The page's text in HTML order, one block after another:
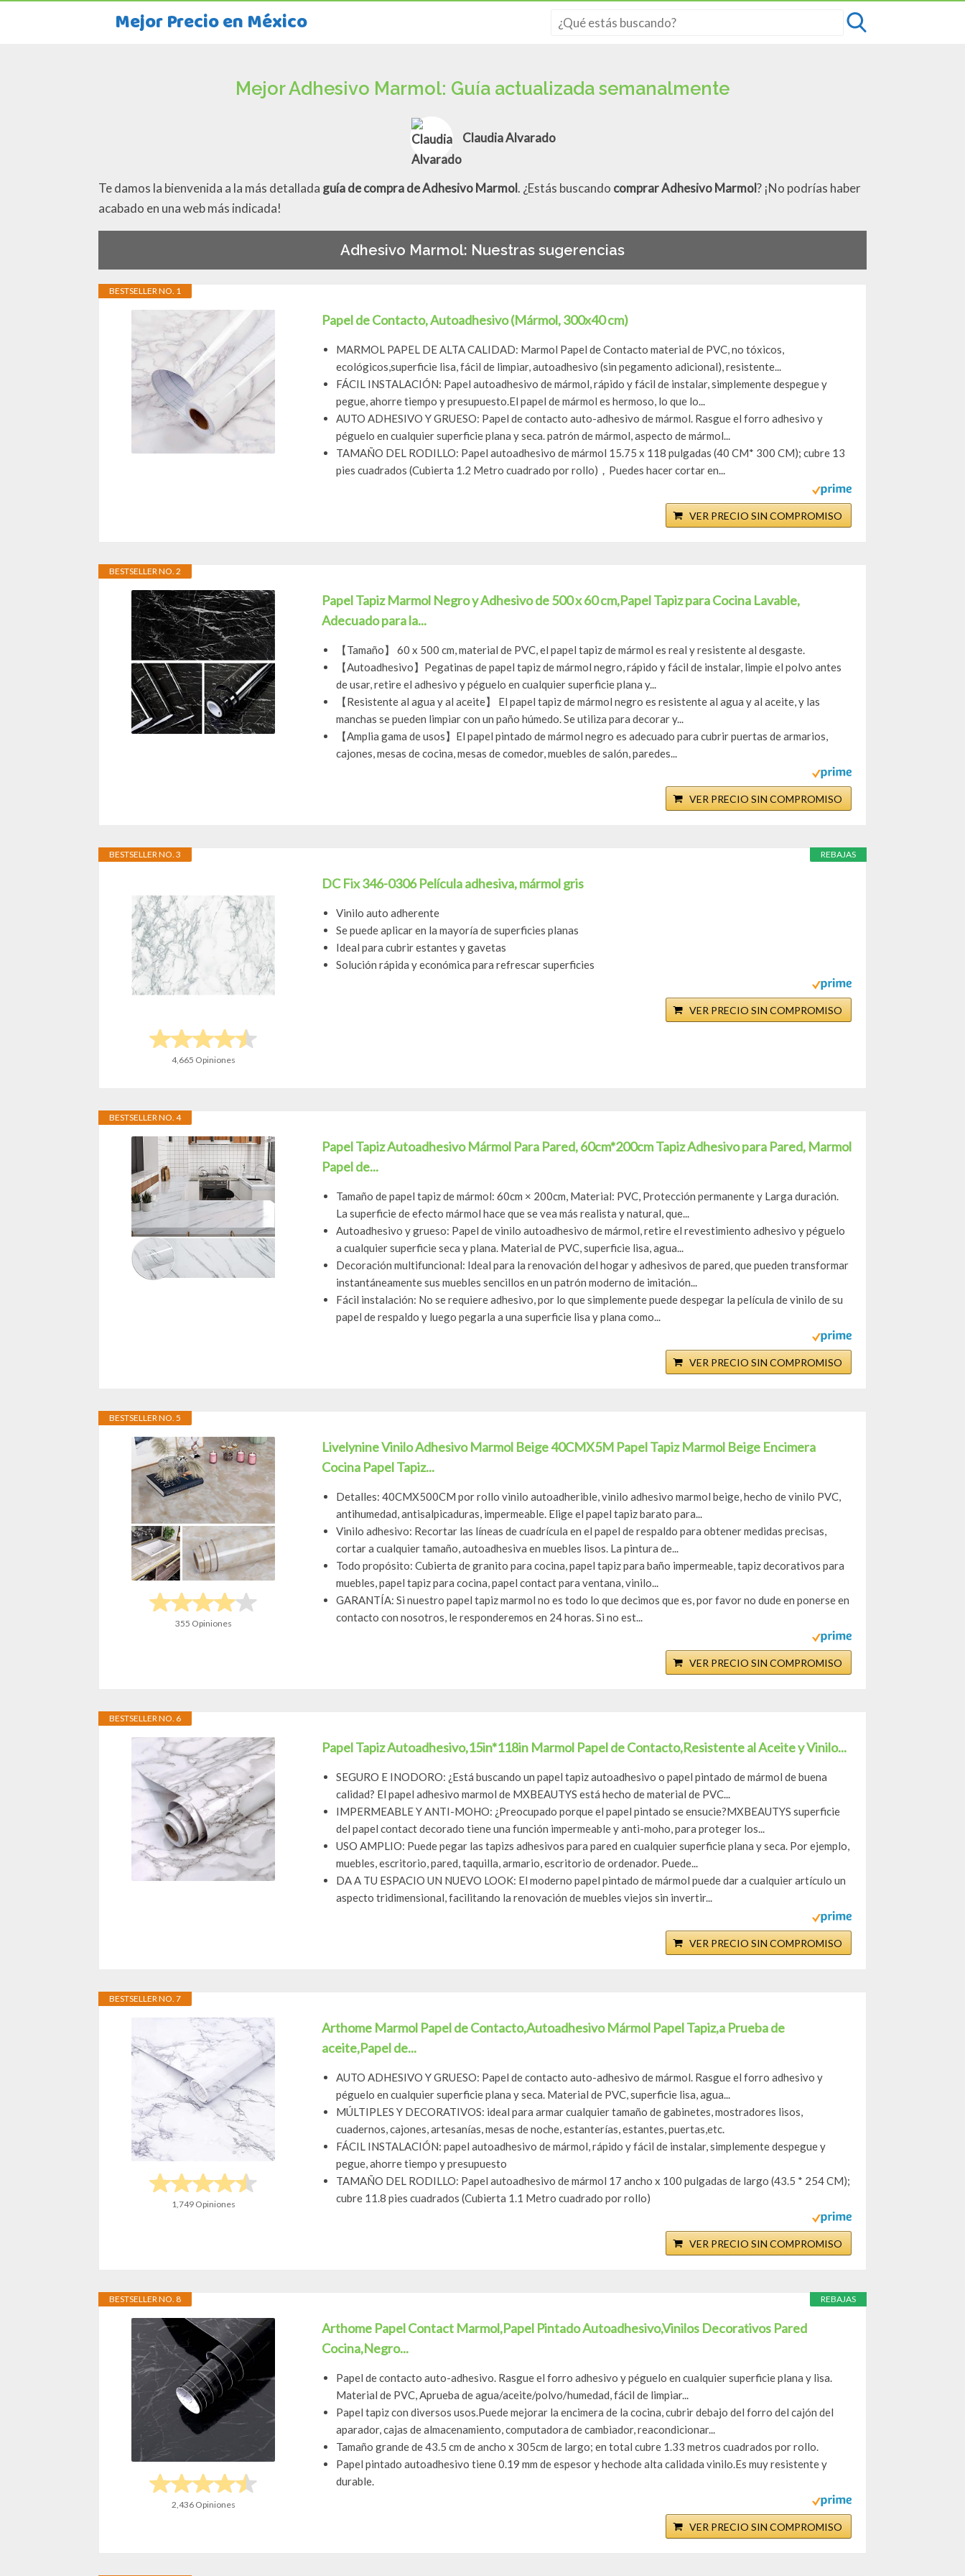
Mejor Precio en México
Mejor Adhesivo Marmol: Guía actualizada semanalmente
Claudia Alvarado
Te damos la bienvenida a la más detallada guía de compra de Adhesivo Marmol. ¿Estás buscando comprar Adhesivo Marmol? ¡No podrías haber
acabado en una web más indicada!
Adhesivo Marmol: Nuestras sugerencias
BESTSELLER NO. 1
Papel de Contacto, Autoadhesivo (Mármol, 300x40 cm)
MARMOL PAPEL DE ALTA CALIDAD: Marmol Papel de Contacto material de PVC, no tóxicos,
ecológicos,superficie lisa, fácil de limpiar, autoadhesivo (sin pegamento adicional), resistente...
FÁCIL INSTALACIÓN: Papel autoadhesivo de mármol, rápido y fácil de instalar, simplemente despegue y
pegue, ahorre tiempo y presupuesto.El papel de mármol es hermoso, lo que lo...
AUTO ADHESIVO Y GRUESO: Papel de contacto auto-adhesivo de mármol. Rasgue el forro adhesivo y
péguelo en cualquier superficie plana y seca. patrón de mármol, aspecto de mármol...
TAMAÑO DEL RODILLO: Papel autoadhesivo de mármol 15.75 x 118 pulgadas (40 CM* 300 CM); cubre 13
pies cuadrados (Cubierta 1.2 Metro cuadrado por rollo)，Puedes hacer cortar en...
VER PRECIO SIN COMPROMISO
BESTSELLER NO. 2
Papel Tapiz Marmol Negro y Adhesivo de 500 x 60 cm,Papel Tapiz para Cocina Lavable,
Adecuado para la...
【Tamaño】 60 x 500 cm, material de PVC, el papel tapiz de mármol es real y resistente al desgaste.
【Autoadhesivo】Pegatinas de papel tapiz de mármol negro, rápido y fácil de instalar, limpie el polvo antes
de usar, retire el adhesivo y péguelo en cualquier superficie plana y...
【Resistente al agua y al aceite】 El papel tapiz de mármol negro es resistente al agua y al aceite, y las
manchas se pueden limpiar con un paño húmedo. Se utiliza para decorar y...
【Amplia gama de usos】El papel pintado de mármol negro es adecuado para cubrir puertas de armarios,
cajones, mesas de cocina, mesas de comedor, muebles de salón, paredes...
VER PRECIO SIN COMPROMISO
REBAJAS
BESTSELLER NO. 3
4,665 Opiniones
DC Fix 346-0306 Película adhesiva, mármol gris
Vinilo auto adherente
Se puede aplicar en la mayoría de superficies planas
Ideal para cubrir estantes y gavetas
Solución rápida y económica para refrescar superficies
VER PRECIO SIN COMPROMISO
BESTSELLER NO. 4
Papel Tapiz Autoadhesivo Mármol Para Pared, 60cm*200cm Tapiz Adhesivo para Pared, Marmol
Papel de...
Tamaño de papel tapiz de mármol: 60cm × 200cm, Material: PVC, Protección permanente y Larga duración.
La superficie de efecto mármol hace que se vea más realista y natural, que...
Autoadhesivo y grueso: Papel de vinilo autoadhesivo de mármol, retire el revestimiento adhesivo y péguelo
a cualquier superficie seca y plana. Material de PVC, superficie lisa, agua...
Decoración multifuncional: Ideal para la renovación del hogar y adhesivos de pared, que pueden transformar
instantáneamente sus muebles sencillos en un patrón moderno de imitación...
Fácil instalación: No se requiere adhesivo, por lo que simplemente puede despegar la película de vinilo de su
papel de respaldo y luego pegarla a una superficie lisa y plana como...
VER PRECIO SIN COMPROMISO
BESTSELLER NO. 5
355 Opiniones
Livelynine Vinilo Adhesivo Marmol Beige 40CMX5M Papel Tapiz Marmol Beige Encimera
Cocina Papel Tapiz...
Detalles: 40CMX500CM por rollo vinilo autoadherible, vinilo adhesivo marmol beige, hecho de vinilo PVC,
antihumedad, antisalpicaduras, impermeable. Elige el papel tapiz barato para...
Vinilo adhesivo: Recortar las líneas de cuadrícula en el papel de respaldo para obtener medidas precisas,
cortar a cualquier tamaño, autoadhesiva en muebles lisos. La pintura de...
Todo propósito: Cubierta de granito para cocina, papel tapiz para baño impermeable, tapiz decorativos para
muebles, papel tapiz para cocina, papel contact para ventana, vinilo...
GARANTÍA: Si nuestro papel tapiz marmol no es todo lo que decimos que es, por favor no dude en ponerse en
contacto con nosotros, le responderemos en 24 horas. Si no est...
VER PRECIO SIN COMPROMISO
BESTSELLER NO. 6
Papel Tapiz Autoadhesivo,15in*118in Marmol Papel de Contacto,Resistente al Aceite y Vinilo...
SEGURO E INODORO: ¿Está buscando un papel tapiz autoadhesivo o papel pintado de mármol de buena
calidad? El papel adhesivo marmol de MXBEAUTYS está hecho de material de PVC...
IMPERMEABLE Y ANTI-MOHO: ¿Preocupado porque el papel pintado se ensucie?MXBEAUTYS superficie
del papel contact decorado tiene una función impermeable y anti-moho, para proteger los...
USO AMPLIO: Puede pegar las tapizs adhesivos para pared en cualquier superficie plana y seca. Por ejemplo,
muebles, escritorio, pared, taquilla, armario, escritorio de ordenador. Puede...
DA A TU ESPACIO UN NUEVO LOOK: El moderno papel pintado de mármol puede dar a cualquier artículo un
aspecto tridimensional, facilitando la renovación de muebles viejos sin invertir...
VER PRECIO SIN COMPROMISO
BESTSELLER NO. 7
1,749 Opiniones
Arthome Marmol Papel de Contacto,Autoadhesivo Mármol Papel Tapiz,a Prueba de
aceite,Papel de...
AUTO ADHESIVO Y GRUESO: Papel de contacto auto-adhesivo de mármol. Rasgue el forro adhesivo y
péguelo en cualquier superficie plana y seca. Material de PVC, superficie lisa, agua...
MÚLTIPLES Y DECORATIVOS: ideal para armar cualquier tamaño de gabinetes, mostradores lisos,
cuadernos, cajones, artesanías, mesas de noche, estanterías, estantes, puertas,etc.
FÁCIL INSTALACIÓN: papel autoadhesivo de mármol, rápido y fácil de instalar, simplemente despegue y
pegue, ahorre tiempo y presupuesto
TAMAÑO DEL RODILLO: Papel autoadhesivo de mármol 17 ancho x 100 pulgadas de largo (43.5 * 254 CM);
cubre 11.8 pies cuadrados (Cubierta 1.1 Metro cuadrado por rollo)
VER PRECIO SIN COMPROMISO
REBAJAS
BESTSELLER NO. 8
2,436 Opiniones
Arthome Papel Contact Marmol,Papel Pintado Autoadhesivo,Vinilos Decorativos Pared
Cocina,Negro...
Papel de contacto auto-adhesivo. Rasgue el forro adhesivo y péguelo en cualquier superficie plana y lisa.
Material de PVC, Aprueba de agua/aceite/polvo/humedad, fácil de limpiar...
Papel tapiz con diversos usos.Puede mejorar la encimera de la cocina, cubrir debajo del forro del cajón del
aparador, cajas de almacenamiento, computadora de cambiador, reacondicionar...
Tamaño grande de 43.5 cm de ancho x 305cm de largo; en total cubre 1.33 metros cuadrados por rollo.
Papel pintado autoadhesivo tiene 0.19 mm de espesor y hechode alta calidada vinilo.Es muy resistente y
durable.
VER PRECIO SIN COMPROMISO